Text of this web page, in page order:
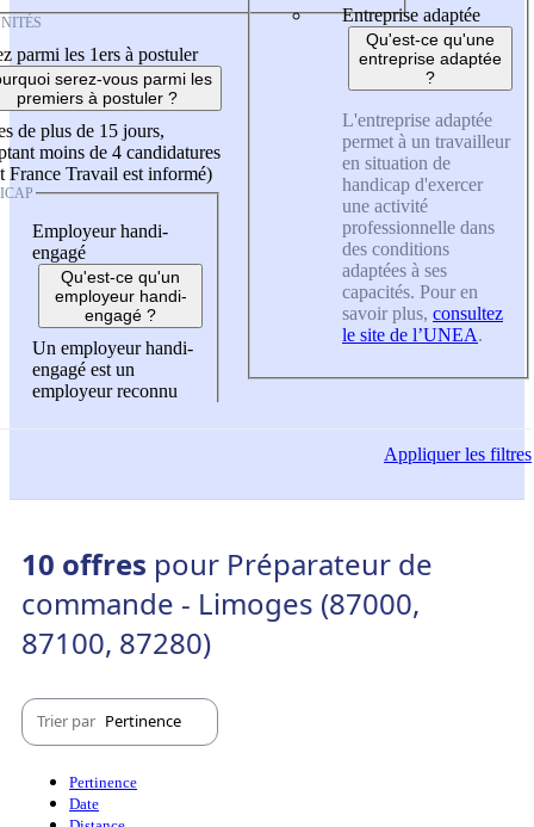
parmi les 1ers à postuler
serez-vous parmi les
premiers à postuler ?
de plus de 15 jours,
moins de 4 candidatures
France Travail est informé)
Employeur handi-
engagé
Qu'est-ce qu'un
employeur handi-
engagé ?
Un employeur handi-
engagé est un
employeur reconnu
Entreprise adaptée
Qu'est-ce qu'une
entreprise adaptée
?
L'entreprise adaptée
permet à un travailleur
en situation de
handicap d'exercer
une activité
professionnelle dans
des conditions
adaptées à ses
capacités. Pour en
savoir plus, consultez
le site de l’UNEA.
Appliquerles filtres
10 offres pour Préparateur de
commande - Limoges (87000,
87100, 87280)
Trier par Pertinence
Pertinence
Date